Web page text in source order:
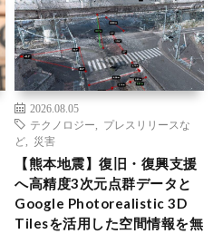
2026.08.05
テクノロジー
プレスリリースな
ど
災害
【熊本地震】復旧・復興支援
へ高精度3次元点群データと
Google Photorealistic 3D
Tilesを活用した空間情報を無